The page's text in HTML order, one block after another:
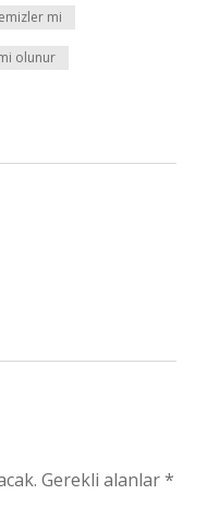
mi
olunur
Gerekli alanlar*